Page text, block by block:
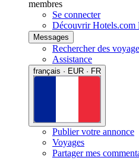
membres
Se connecter
Découvrir Hotels.com
Messages
Rechercher des
Assistance
français · EUR · FR
Publier votre annonce
Voyages
Partager mes